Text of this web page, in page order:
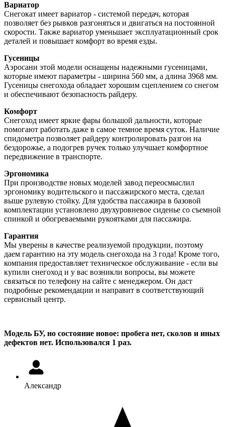
Вариатор
Снегокат имеет вариатор - системой передач, которая
позволяет без рывков разгоняться и двигаться на постоянной
скорости. Также вариатор уменьшает эксплуатационный срок
деталей и повышает комфорт во время езды.
Гусеницы
Аэросани этой модели оснащены надежными гусеницами,
которые имеют параметры - ширина 560 мм, а длина 3968 мм.
Гусеницы снегохода обладает хорошим сцеплением со снегом
и обеспечивают безопасность райдеру.
Комфорт
Снегоход имеет яркие фары большой дальности, которые
помогают работать даже в самое темное время суток. Наличие
спидометра позволяет райдеру контролировать разгон на
бездорожье, а подогрев ручек только улучшает комфортное
передвижение в транспорте.
Эргономика
При производстве новых моделей завод переосмыслил
эргономику водительского и пассажирского места, сделал
выше рулевую стойку. Для удобства пассажира в базовой
комплектации установлено двухуровневое сиденье со съемной
спинкой и обогреваемыми рукоятками для пассажира.
Гарантия
Мы уверены в качестве реализуемой продукции, поэтому
даем гарантию на эту модель снегохода на 3 года! Кроме того,
компания предоставляет техническое обслуживание - если вы
купили снегоход и у вас возникли вопросы, вы можете
связаться по телефону на сайте с менеджером. Он даст
подробные рекомендации и направит в соответствующий
сервисный центр.
Модель БУ, но состояние новое: пробега нет, сколов и иных
дефектов нет. Использовался 1 раз.
Александр